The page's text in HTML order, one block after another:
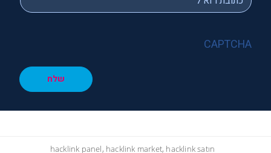
CAPTCHA
שלח
hacklink panel, hacklink market, hacklink satın